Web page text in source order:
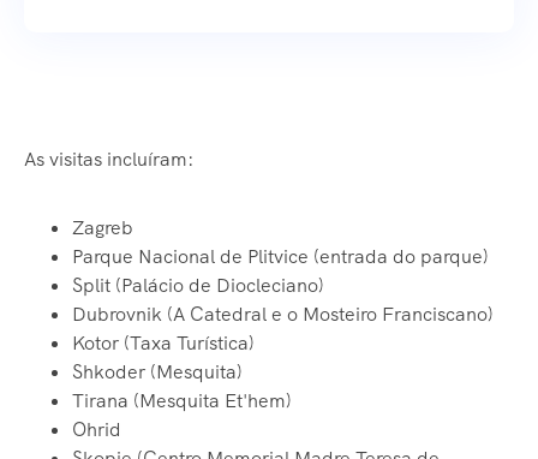
As visitas incluíram:
Zagreb
Parque Nacional de Plitvice (entrada do parque)
Split (Palácio de Diocleciano)
Dubrovnik (A Catedral e o Mosteiro Franciscano)
Kotor (Taxa Turística)
Shkoder (Mesquita)
Tirana (Mesquita Et'hem)
Ohrid